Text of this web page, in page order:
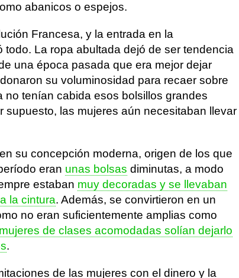
abanicos o espejos.
Francesa, y la entrada en la
todo. La ropa abultada dejó de ser tendencia
una época pasada que era mejor dejar
su voluminosidad para recaer sobre
no tenían cabida esos bolsillos grandes
supuesto, las mujeres aún necesitaban llevar
su concepción moderna, origen de los que
eran unas bolsas diminutas, a modo
estaban muy decoradas y se llevaban
la cintura. Además, se convirtieron en un
no eran suficientemente amplias como
de clases acomodadas solían dejarlo
.
de las mujeres con el dinero y la